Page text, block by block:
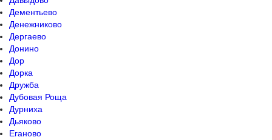
Дементьево
Денежниково
Дергаево
Донино
Дор
Дорка
Дружба
Дубовая Роща
Дурниха
Дьяково
Еганово